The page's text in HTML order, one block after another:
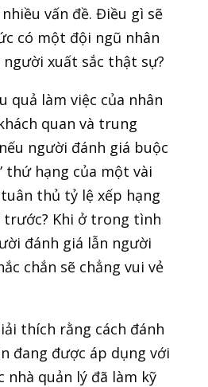
vấn đề. Điều gì sẽ
có một đội ngũ nhân
xuất sắc thật sự?
quả làm việc của nhân
quan và trung
người đánh giá buộc
thứ hạng của một vài
thủ tỷ lệ xếp hạng
trước? Khi ở trong tình
đánh giá lẫn người
chắn sẽ chẳng vui vẻ
thích rằng cách đánh
đang được áp dụng với
nhà quản lý đã làm kỹ